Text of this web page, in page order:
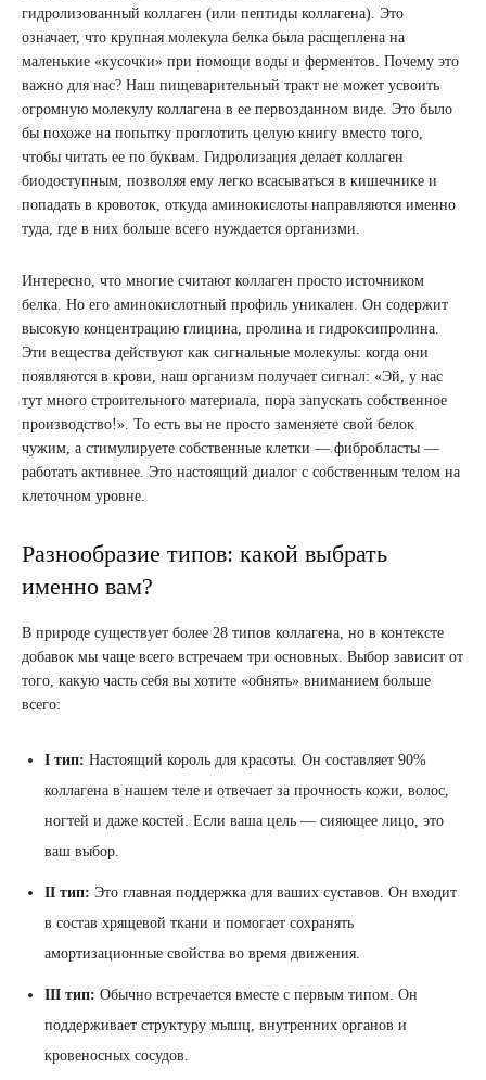
гидролизованный коллаген (или пептиды коллагена). Это
означает, что крупная молекула белка была расщеплена на
маленькие «кусочки» при помощи воды и ферментов. Почему это
важно для нас? Наш пищеварительный тракт не может усвоить
огромную молекулу коллагена в ее первозданном виде. Это было
бы похоже на попытку проглотить целую книгу вместо того,
чтобы читать ее по буквам. Гидролизация делает коллаген
биодоступным, позволяя ему легко всасываться в кишечнике и
попадать в кровоток, откуда аминокислоты направляются именно
туда, где в них больше всего нуждается организми.
Интересно, что многие считают коллаген просто источником
белка. Но его аминокислотный профиль уникален. Он содержит
высокую концентрацию глицина, пролина и гидроксипролина.
Эти вещества действуют как сигнальные молекулы: когда они
появляются в крови, наш организм получает сигнал: «Эй, у нас
тут много строительного материала, пора запускать собственное
производство!». То есть вы не просто заменяете свой белок
чужим, а стимулируете собственные клетки — фибробласты —
работать активнее. Это настоящий диалог с собственным телом на
клеточном уровне.
Разнообразие типов: какой выбрать
именно вам?
В природе существует более 28 типов коллагена, но в контексте
добавок мы чаще всего встречаем три основных. Выбор зависит от
того, какую часть себя вы хотите «обнять» вниманием больше
всего:
I тип: Настоящий король для красоты. Он составляет 90%
коллагена в нашем теле и отвечает за прочность кожи, волос,
ногтей и даже костей. Если ваша цель — сияющее лицо, это
ваш выбор.
II тип: Это главная поддержка для ваших суставов. Он входит
в состав хрящевой ткани и помогает сохранять
амортизационные свойства во время движения.
III тип: Обычно встречается вместе с первым типом. Он
поддерживает структуру мышц, внутренних органов и
кровеносных сосудов.